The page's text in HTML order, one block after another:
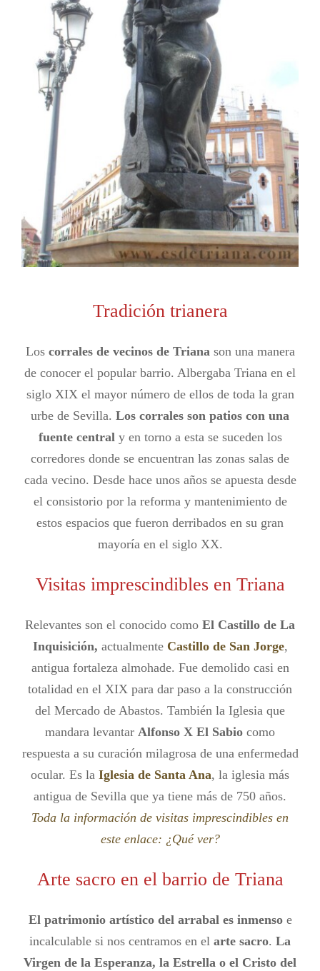
Tradición trianera
Los corrales de vecinos de Trianason una manera
de conocer el popular barrio. Albergaba Triana en el
siglo XIX el mayor número de ellos de toda la gran
urbe de Sevilla. Los corrales son patios con una
fuente centraly en torno a esta se suceden los
corredores donde se encuentran las zonas salas de
cada vecino. Desde hace unos años se apuesta desde
el consistorio por la reforma y mantenimiento de
estos espacios que fueron derribados en su gran
mayoría en el siglo XX.
Visitas imprescindibles en Triana
Relevantes son el conocido como El Castillo de La
Inquisición, actualmente Castillo de San Jorge,
antigua fortaleza almohade. Fue demolido casi en
totalidad en el XIX para dar paso a la construcción
del Mercado de Abastos. También la Iglesia que
mandara levantar Alfonso X El Sabio como
respuesta a su curación milagrosa de una enfermedad
ocular. Es la Iglesia de Santa Ana, la iglesia más
antigua de Sevilla que ya tiene más de 750 años.
Toda la información de visitas imprescindibles en
este enlace: ¿Qué ver?
Arte sacro en el barrio de Triana
El patrimonio artístico del arrabal es inmensoe
incalculable si nos centramos en el arte sacro. La
Virgen de la Esperanza, la Estrella o el Cristo del